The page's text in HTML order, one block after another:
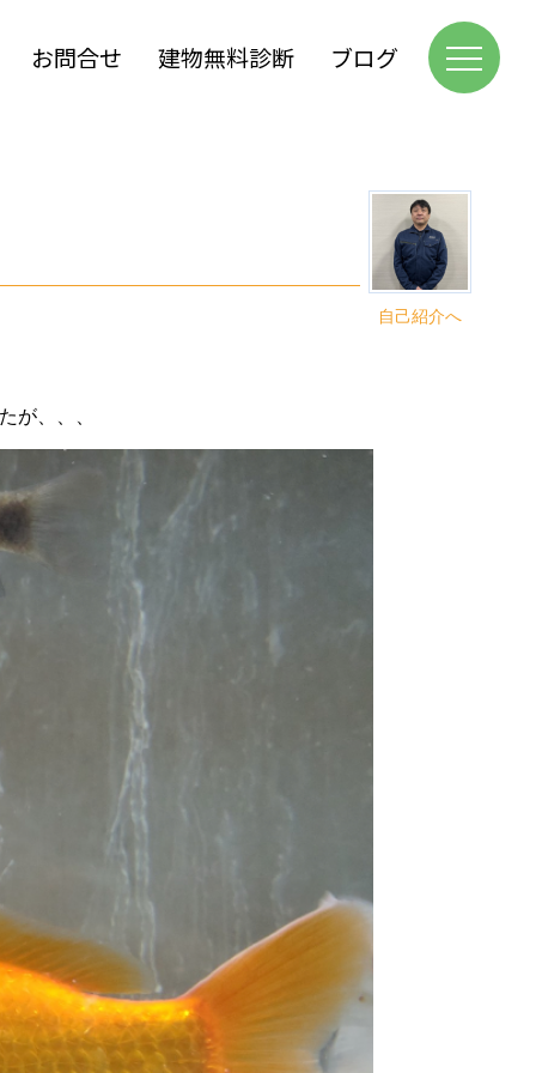
お問合せ 建物無料診断 ブログ
自己紹介へ
が、、、